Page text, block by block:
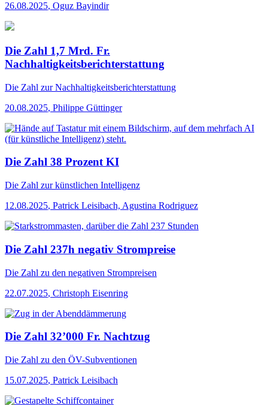
26.08.2025, Oguz Bayindir
Die Zahl 1,7 Mrd. Fr.
Nachhaltigkeitsberichterstattung
Die Zahl zur Nachhaltigkeitsberichterstattung
20.08.2025, Philippe Güttinger
Die Zahl 38 Prozent KI
Die Zahl zur künstlichen Intelligenz
12.08.2025, Patrick Leisibach, Agustina Rodriguez
Die Zahl 237h negativ Strompreise
Die Zahl zu den negativen Strompreisen
22.07.2025, Christoph Eisenring
Die Zahl 32’000 Fr. Nachtzug
Die Zahl zu den ÖV-Subventionen
15.07.2025, Patrick Leisibach